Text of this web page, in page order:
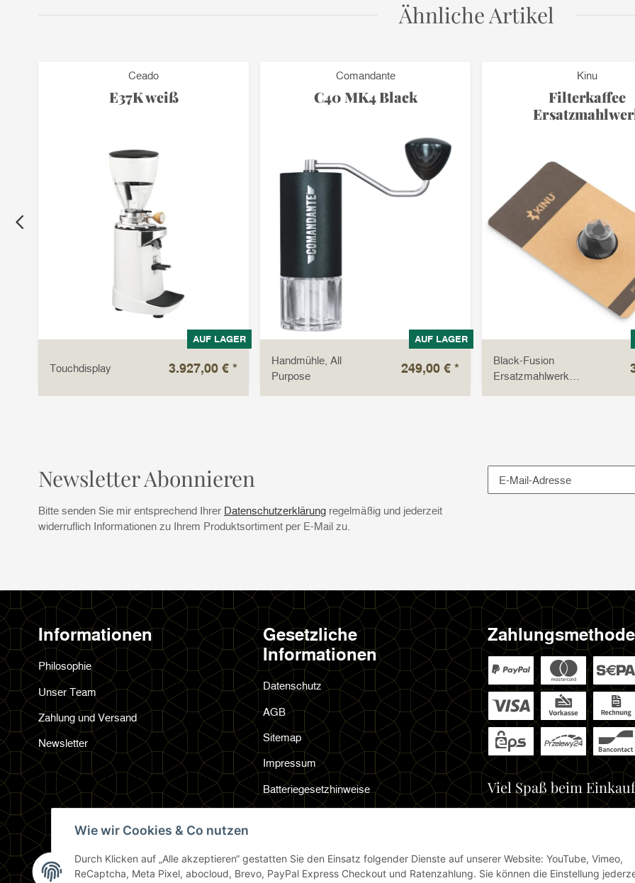
Wie wir Cookies & Co nutzen
Durch Klicken auf „Alle akzeptieren“ gestatten Sie den Einsatz folgender Dienste auf unserer Website: YouTube, Vimeo,
ReCaptcha, Meta Pixel, abocloud, Brevo, PayPal Express Checkout und Ratenzahlung. Sie können die Einstellung
Ähnliche Artikel
Ceado
E37K weiß
AUF LAGER
Touchdisplay 3.927,00 € *
Comandante
C40 MK4 Black
AUF LAGER
Handmühle, All
Purpose
249,00 € *
Kinu
Filterkaffee
Black-Fusion
Ersatzmahlwerk
Newsletter Abonnieren
Bitte senden Sie mir entsprechend Ihrer Datenschutzerklärung regelmäßig und jederzeit
widerruflich Informationen zu Ihrem Produktsortiment per E-Mail zu.
Informationen
Philosophie
Unser Team
Zahlung und Versand
Newsletter
Gesetzliche
Informationen
Datenschutz
AGB
Sitemap
Impressum
Batteriegesetzhinweise Viel Spaß beim